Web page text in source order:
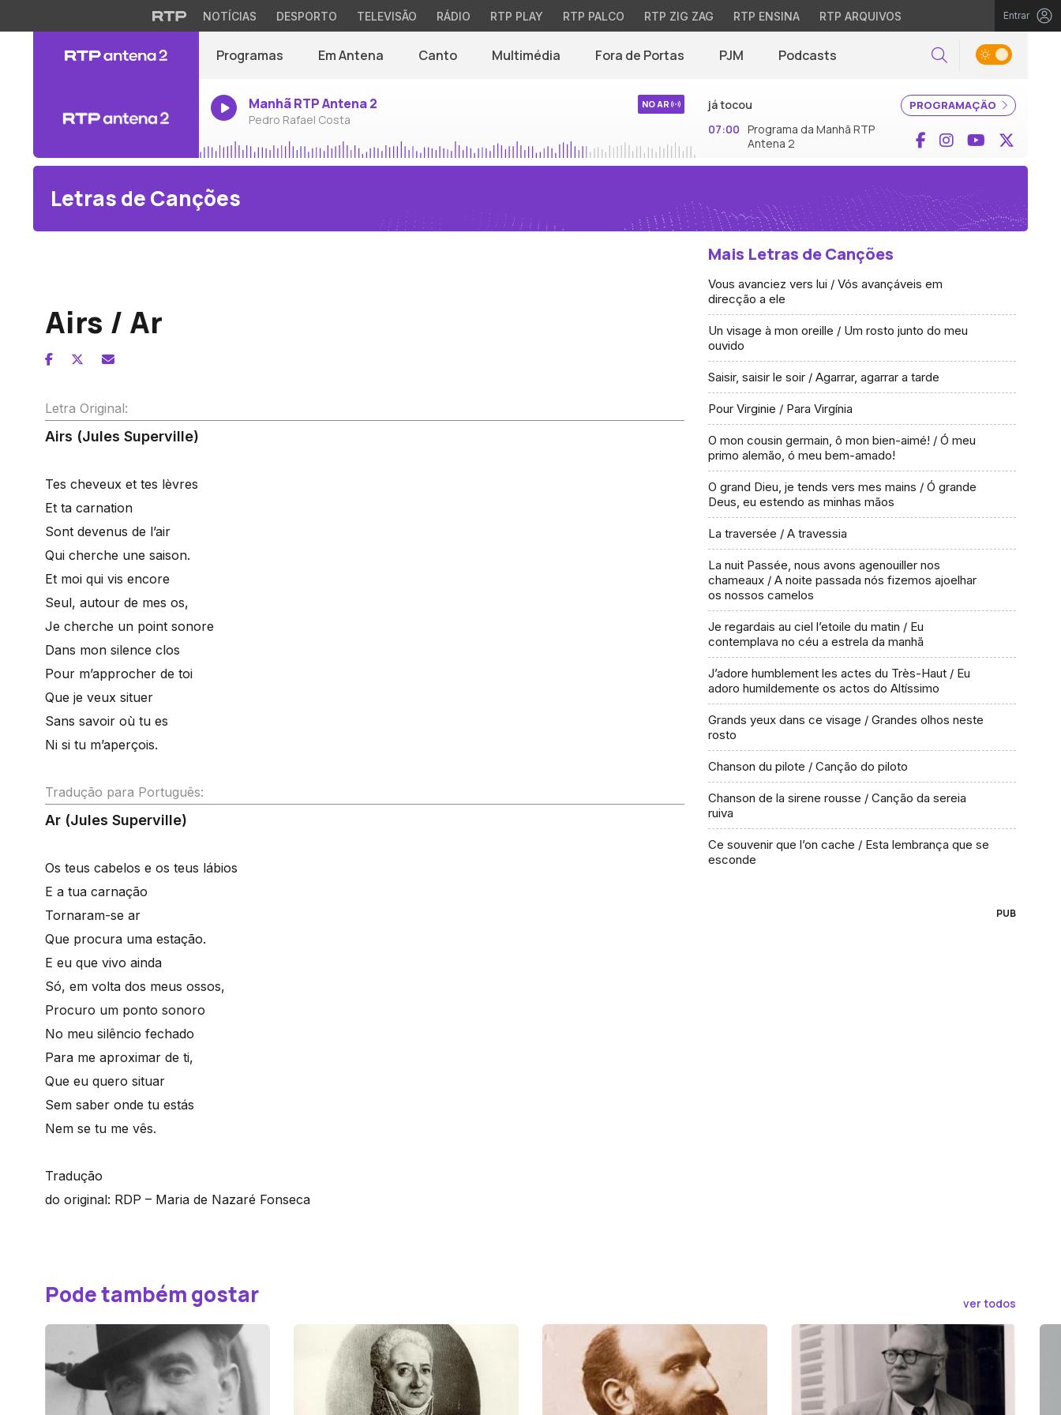
NOTÍCIAS DESPORTO TELEVISÃO RÁDIO RTP PLAY RTP PALCO RTP ZIG ZAG RTP ENSINA RTP ARQUIVOS Entrar
Programas Em Antena Canto Multimédia Fora de Portas PJM Podcasts Pesquisar
Manhã RTP Antena 2
Pedro Rafael Costa
NO AR PROGRAMAÇÃO
já tocou
07:00 Programa da Manhã RTP
Antena 2
Facebook
InstagramYouTube
Letras de Canções
Airs / Ar
Letra Original:
Airs (Jules Superville)
Tes cheveux et tes lèvres
Et ta carnation
Sont devenus de l’air
Qui cherche une saison.
Et moi qui vis encore
Seul, autour de mes os,
Je cherche un point sonore
Dans mon silence clos
Pour m’approcher de toi
Que je veux situer
Sans savoir où tu es
Ni si tu m’aperçois.
Tradução para Português:
Ar (Jules Superville)
Os teus cabelos e os teus lábios
E a tua carnação
Tornaram-se ar
Que procura uma estação.
E eu que vivo ainda
Só, em volta dos meus ossos,
Procuro um ponto sonoro
No meu silêncio fechado
Para me aproximar de ti,
Que eu quero situar
Sem saber onde tu estás
Nem se tu me vês.
Tradução
do original: RDP – Maria de Nazaré Fonseca
Mais Letras de Canções
Vous avanciez vers lui / Vós avançáveis em
direcção a ele
Un visage à mon oreille / Um rosto junto do meu
ouvido
Saisir, saisir le soir / Agarrar, agarrar a tarde
Pour Virginie / Para Virgínia
O mon cousin germain, ô mon bien-aimé! / Ó meu
primo alemão, ó meu bem-amado!
O grand Dieu, je tends vers mes mains / Ó grande
Deus, eu estendo as minhas mãos
La traversée / A travessia
La nuit Passée, nous avons agenouiller nos
chameaux / A noite passada nós fizemos ajoelhar
os nossos camelos
Je regardais au ciel l’etoile du matin / Eu
contemplava no céu a estrela da manhã
J’adore humblement les actes du Très-Haut / Eu
adoro humildemente os actos do Altíssimo
Grands yeux dans ce visage / Grandes olhos neste
rosto
Chanson du pilote / Canção do piloto
Chanson de la sirene rousse / Canção da sereia
ruiva
Ce souvenir que l’on cache / Esta lembrança que se
esconde
PUB
Pode também gostar ver todos